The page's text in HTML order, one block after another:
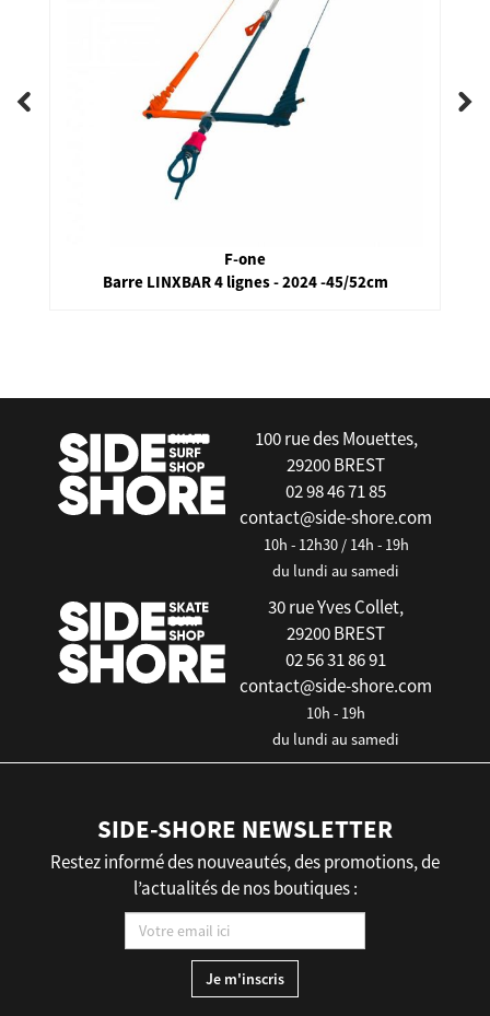
F-one
Barre LINXBAR 4 lignes - 2024 -45/52cm
100 rue des Mouettes,
29200 BREST
02 98 46 71 85
contact@side-shore.com
10h - 12h30 / 14h - 19h
du lundi au samedi
30 rue Yves Collet,
29200 BREST
02 56 31 86 91
contact@side-shore.com
10h - 19h
du lundi au samedi
SIDE-SHORE NEWSLETTER
Restez informé des nouveautés, des promotions, de
l’actualités de nos boutiques :